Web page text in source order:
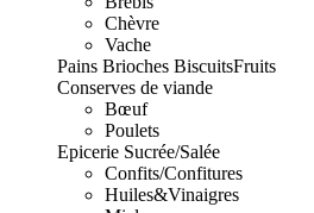
Chèvre
Vache
Pains Brioches BiscuitsFruits
Conserves de viande
Bœuf
Poulets
Epicerie Sucrée/Salée
Confits/Confitures
Huiles&Vinaigres